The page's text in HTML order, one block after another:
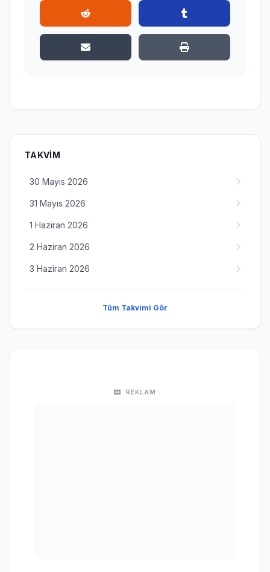
TAKVIM
30 Mayıs 2026
31 Mayıs 2026
1 Haziran 2026
2 Haziran 2026
3 Haziran 2026
Tüm Takvimi Gör
REKLAM